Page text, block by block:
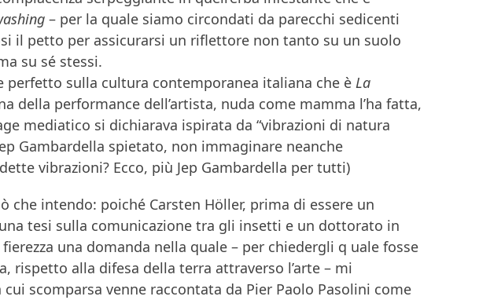
– per la quale siamo circondati da parecchi sedicenti
il petto per assicurarsi un riflettore non tanto su un suolo
su sé stessi.
perfetto sulla cultura contemporanea italiana che è La
della performance dell’artista, nuda come mamma l’ha fatta,
mediatico si dichiarava ispirata da “vibrazioni di natura
Gambardella spietato, non immaginare neanche
vibrazioni? Ecco, più Jep Gambardella per tutti)
intendo: poiché Carsten Höller, prima di essere un
tesi sulla comunicazione tra gli insetti e un dottorato in
una domanda nella quale – per chiedergli q uale fosse
rispetto alla difesa della terra attraverso l’arte – mi
scomparsa venne raccontata da Pier Paolo Pasolini come